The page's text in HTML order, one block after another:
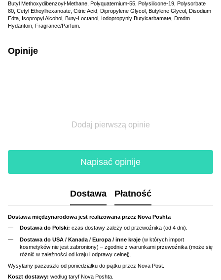
Butyl Methoxydibenzoyl-Methane, Polyquaternium-55, Polysilicone-19, Polysorbate
80, Cetyl Ethoylhexanoate, Citric Acid, Dipropylene Glycol, Butylene Glycol, Disodium
Edta, Isopropyl Alcohol, Buty-Loctanol, Iodopropynly Butylcarbamate, Dmdm
Hydantoin, Fragrance/Parfum.
Opinije
Dodaj pierwszą opinie
Napisać opinije
Dostawa Płatność
Dostawa międzynarodowa jest realizowana przez Nova Poshta
Dostawa do Polski: czas dostawy zależy od przewoźnika (od 4 dni).
Dostawa do USA / Kanada / Europa / inne kraje (w których import
kosmetyków nie jest zabroniony) – zgodnie z warunkami przewoźnika (może się
różnić w zależności od kraju i odprawy celnej).
Wysyłamy paczuszki od poniedziałku do piątku przez Nova Post.
Koszt dostawy: według taryf Nova Poshta.